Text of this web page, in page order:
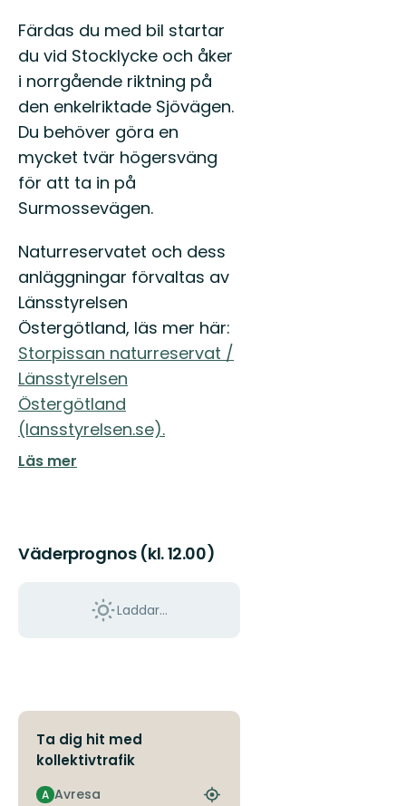
Färdas du med bil startar
du vid Stocklycke och åker
i norrgående riktning på
den enkelriktade Sjövägen.
Du behöver göra en
mycket tvär högersväng
för att ta in på
Surmossevägen.
Naturreservatet och dess
anläggningar förvaltas av
Länsstyrelsen
Östergötland, läs mer här:
Storpissan naturreservat /
Länsstyrelsen
Östergötland
(lansstyrelsen.se).
Läs mer
Väderprognos (kl. 12.00)
Laddar...
Ta dig hit med
kollektivtrafik
Avresa
A
Hitta